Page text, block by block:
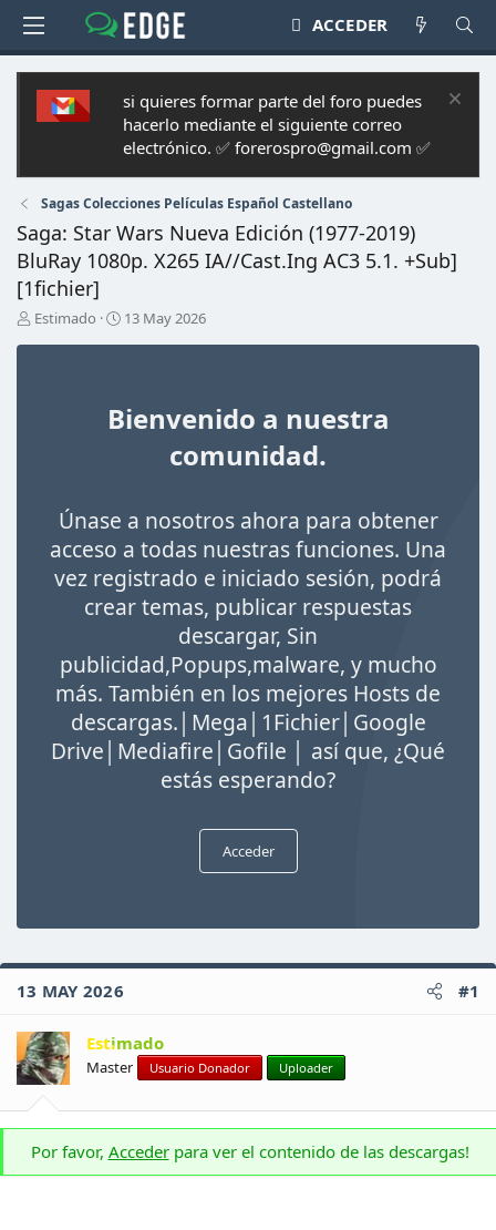
ACCEDER
si quieres formar parte del foro puedes
hacerlo mediante el siguiente correo
electrónico. ✅ forerospro@gmail.com ✅
Sagas Colecciones Películas Español Castellano
Saga: Star Wars Nueva Edición (1977-2019)
BluRay 1080p. X265 IA//Cast.Ing AC3 5.1. +Sub]
[1fichier]
A
Estimado
F
d
o
13 May 2026
Bienvenido a nuestra
comunidad.
Únase a nosotros ahora para obtener
acceso a todas nuestras funciones. Una
vez registrado e iniciado sesión, podrá
crear temas, publicar respuestas
descargar, Sin
publicidad,Popups,malware, y mucho
más. También en los mejores Hosts de
descargas.│Mega│1Fichier│Google
Drive│Mediafire│Gofile │ así que, ¿Qué
estás esperando?
Acceder
13 MAY 2026 #1
Estimado
Master Usuario Donador Uploader
Por favor, Accederpara ver el contenido de las descargas!